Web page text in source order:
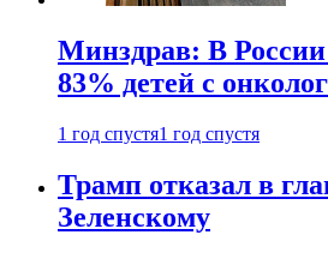
Минздрав: В России
83% детей с
1 год спустя1 год спустя
Трамп отказал в
Зеленскому